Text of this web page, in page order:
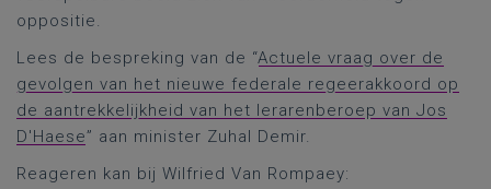
oppositie.
Lees de bespreking van de “Actuele vraag over de
gevolgen van het nieuwe federale regeerakkoord op
de aantrekkelijkheid van het lerarenberoep van Jos
D'Haese” aan minister Zuhal Demir.
Reageren kan bij Wilfried Van Rompaey: